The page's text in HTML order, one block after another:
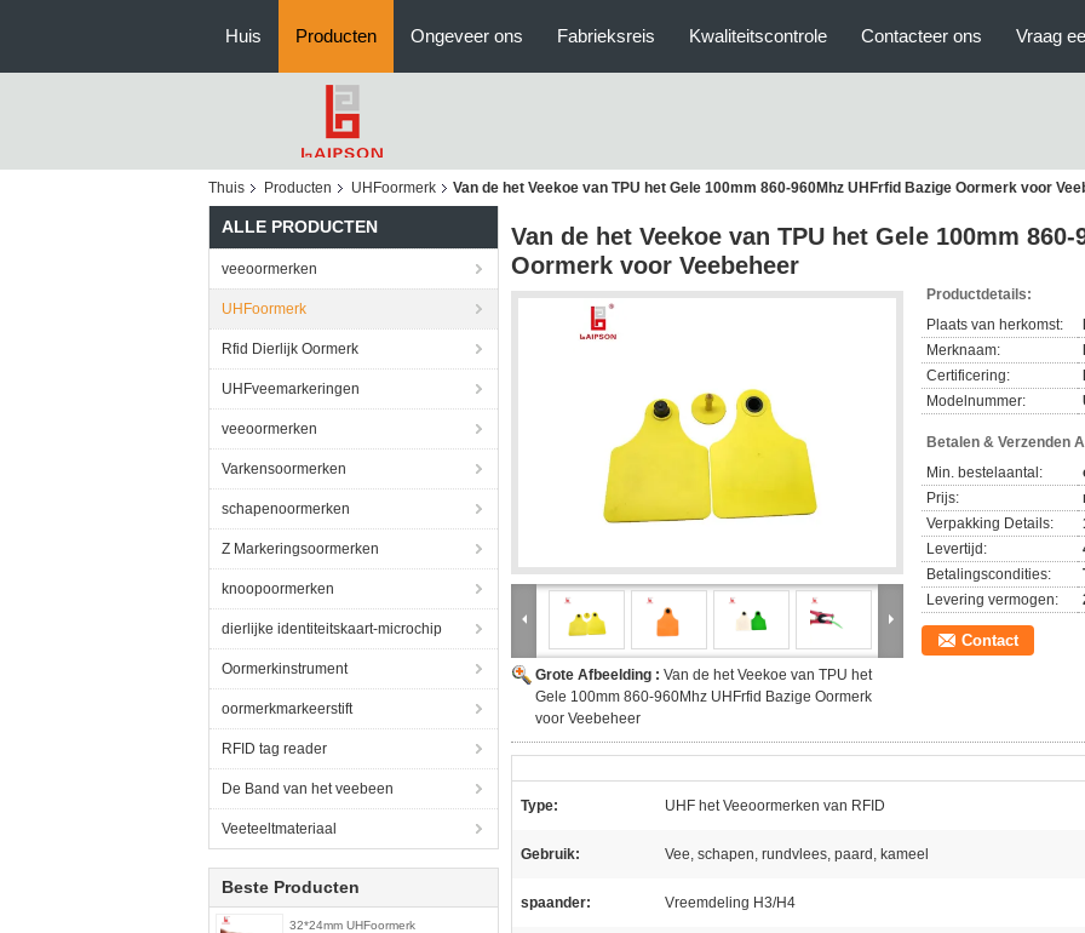
Huis Producten Ongeveer ons Fabrieksreis Kwaliteitscontrole Contacteer ons Vraag
Thuis Producten UHFoormerk Van de het Veekoe van TPU het Gele 100mm 860-960Mhz UHFrfid Bazige Oormerk voor
ALLE PRODUCTEN
veeoormerken
UHFoormerk
Rfid Dierlijk Oormerk
UHFveemarkeringen
veeoormerken
Varkensoormerken
schapenoormerken
Z Markeringsoormerken
knoopoormerken
dierlijke identiteitskaart-microchip
Oormerkinstrument
oormerkmarkeerstift
RFID tag reader
De Band van het veebeen
Veeteeltmateriaal
Beste Producten
32*24mm UHFoormerk
Van de het Veekoe van TPU het Gele 100mm
Oormerk voor Veebeheer
Grote Afbeelding : Van de het Veekoe van TPU het
Gele 100mm 860-960Mhz UHFrfid Bazige Oormerk
voor Veebeheer
Productdetails:
Plaats van herkomst:
Merknaam:
Certificering:
Modelnummer:
Betalen & Verzenden
Min. bestelaantal:
Prijs:
Verpakking Details:
Levertijd:
Betalingscondities:
Levering vermogen:
Contact
Type: UHF het Veeoormerken van RFID
Gebruik: Vee, schapen, rundvlees, paard, kameel
spaander: Vreemdeling H3/H4